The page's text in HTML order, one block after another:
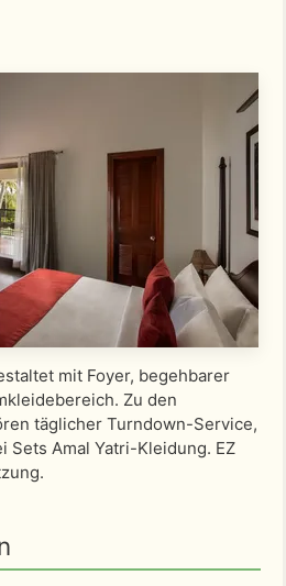
mit Foyer, begehbarer
Zu den
täglicher Turndown-Service,
Sets Amal Yatri-Kleidung. EZ